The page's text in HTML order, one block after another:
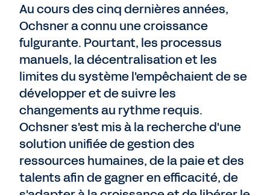
Au cours des cinq dernières années,
Ochsner a connu une croissance
fulgurante. Pourtant, les processus
manuels, la décentralisation et les
limites du système l'empêchaient de se
développer et de suivre les
changements au rythme requis.
Ochsner s'est mis à la recherche d'une
solution unifiée de gestion des
ressources humaines, de la paie et des
talents afin de gagner en efficacité, de